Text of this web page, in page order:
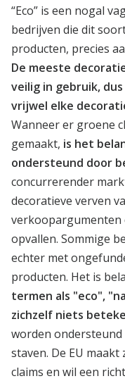
“Eco” is een nogal
bedrijven die dit
producten, precies
De meeste
veilig in gebruik,
vrijwel elke
Wanneer er groene
gemaakt, is het
ondersteund door
concurrerender
decoratieve verven
verkoopargumenten
opvallen. Sommige
echter met
producten. Het is
termen als "eco",
zichzelf niets
worden ondersteund
staven. De EU
claims en wil een